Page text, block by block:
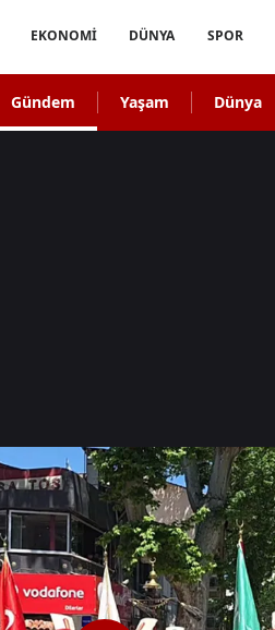
EKONOMİ DÜNYA SPOR
Gündem Yaşam Dünya